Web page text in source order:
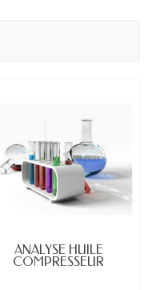
DISPONIBLE
ANALYSE HUILE
COMPRESSEUR